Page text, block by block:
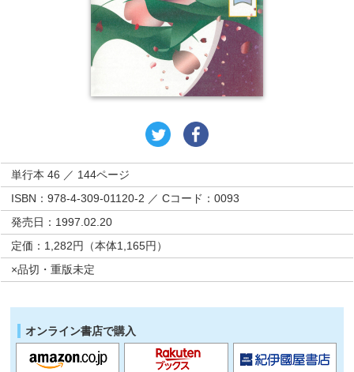
単行本 46 ／ 144ページ
ISBN：978-4-309-01120-2 ／ Cコード：0093
発売日：1997.02.20
定価：1,282円（本体1,165円）
×品切・重版未定
オンライン書店で購入